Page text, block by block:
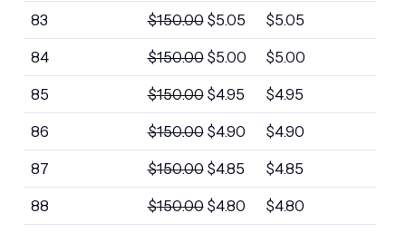
83 $150.00 $5.05 $5.05
84 $150.00 $5.00 $5.00
85 $150.00 $4.95 $4.95
86 $150.00 $4.90 $4.90
87 $150.00 $4.85 $4.85
88 $150.00 $4.80 $4.80